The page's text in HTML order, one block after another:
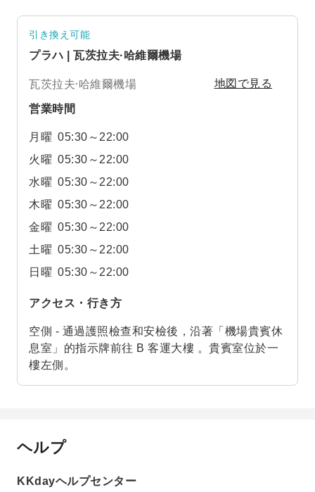
引き換え可能
プラハ | 瓦茨拉夫·哈維爾機場
瓦茨拉夫·哈維爾機場 地図で見る
営業時間
月曜 05:30～22:00
火曜 05:30～22:00
水曜 05:30～22:00
木曜 05:30～22:00
金曜 05:30～22:00
土曜 05:30～22:00
日曜 05:30～22:00
アクセス・行き方
空側 - 通過護照檢查和安檢後，沿著「機場貴賓休
息室」的指示牌前往 B 客運大樓 。貴賓室位於一
樓左側。
ヘルプ
KKdayヘルプセンター